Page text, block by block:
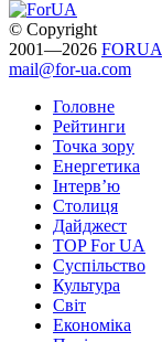
© Copyright
2001—2026 FORUA
mail@for-ua.com
Головне
Рейтинги
Точка зору
Енергетика
Інтерв’ю
Столиця
Дайджест
TOP For UA
Суспiльство
Культура
Світ
Економіка